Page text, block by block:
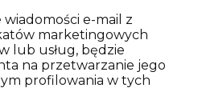
e-mail z
marketingowych
lub usług, będzie
na przetwarzanie jego
profilowania w tych